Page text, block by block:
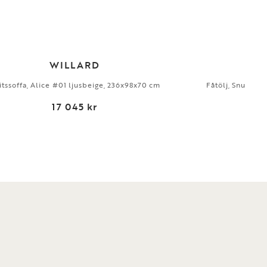
WILLARD
Alice #01 ljusbeige, 236x98x70 cm
17 045 kr
Fåtölj,